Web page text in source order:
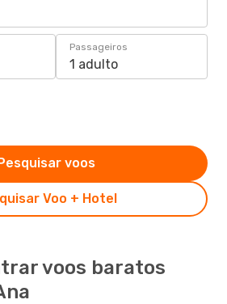
Passageiros
1 adulto
Voo + Hotel
voos
voos baratos